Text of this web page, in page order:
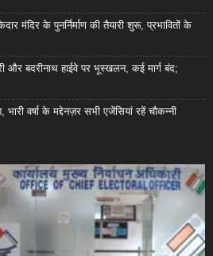
मंदिर के पुनर्निर्माण की तैयारी शुरू, प्रभावितों के
और बदरीनाथ हाईवे पर भूस्खलन, कई मार्ग बंद;
भारी वर्षा के मद्देनज़र सभी एजेंसियां रहें चौकन्नी